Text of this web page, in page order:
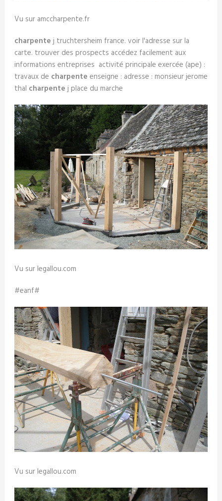
Vu sur amccharpente.fr
charpente j truchtersheim france. voir l'adresse sur la
carte. trouver des prospects accédez facilement aux
informations entreprises activité principale exercée (ape) :
travaux de charpente enseigne : adresse : monsieur jerome
thal charpente j place du marche
Vu sur legallou.com
#eanf#
Vu sur legallou.com